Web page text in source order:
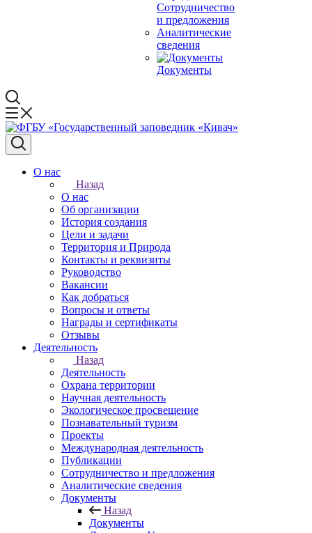
Сотрудничество
и предложения
Аналитические
сведения
Документы
О нас
Назад
О нас
Об организации
История создания
Цели и задачи
Территория и Природа
Контакты и реквизиты
Руководство
Вакансии
Как добраться
Вопросы и ответы
Награды и сертификаты
Отзывы
Деятельность
Назад
Деятельность
Охрана территории
Научная деятельность
Экологическое просвещение
Познавательный туризм
Проекты
Международная деятельность
Публикации
Сотрудничество и предложения
Аналитические сведения
Документы
Назад
Документы